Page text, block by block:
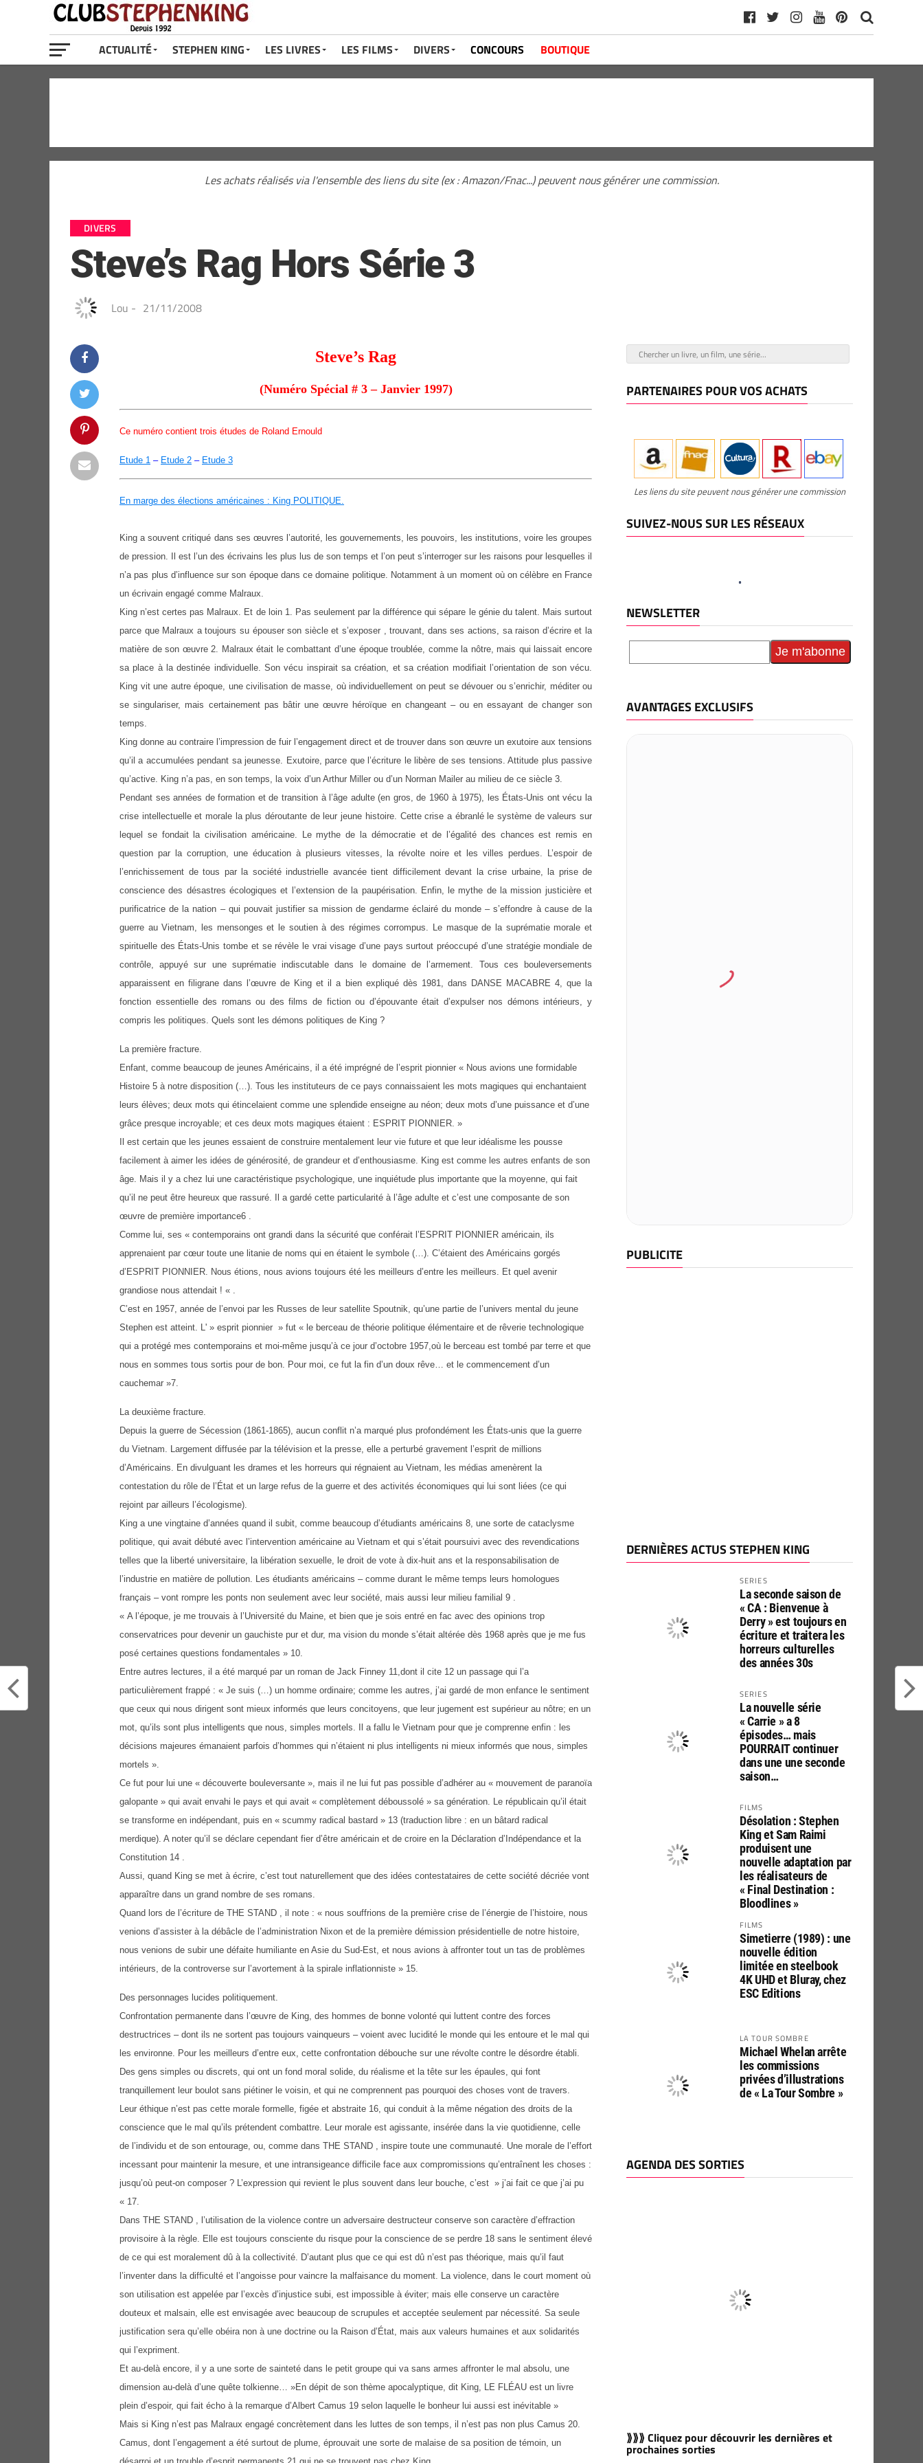
ACTUALITÉ STEPHEN KING LES LIVRES LES FILMS DIVERS CONCOURS BOUTIQUE
Les achats réalisés via l'ensemble des liens du site (ex : Amazon/Fnac...) peuvent nous générer une commission.
DIVERS
Steve’s Rag Hors Série 3
Lou - 21/11/2008
Steve’s Rag
(Numéro Spécial # 3 – Janvier 1997)
Ce numéro contient trois études de Roland Ernould
Etude 1 – Etude 2 – Etude 3
En marge des élections américaines : King POLITIQUE.
King a souvent critiqué dans ses œuvres l’autorité, les gouvernements, les pouvoirs, les institutions, voire les groupes
de pression. Il est l’un des écrivains les plus lus de son temps et l’on peut s’interroger sur les raisons pour lesquelles il
n’a pas plus d’influence sur son époque dans ce domaine politique. Notamment à un moment où on célèbre en France
un écrivain engagé comme Malraux.
King n’est certes pas Malraux. Et de loin 1. Pas seulement par la différence qui sépare le génie du talent. Mais surtout
parce que Malraux a toujours su épouser son siècle et s’exposer , trouvant, dans ses actions, sa raison d’écrire et la
matière de son œuvre 2. Malraux était le combattant d’une époque troublée, comme la nôtre, mais qui laissait encore
sa place à la destinée individuelle. Son vécu inspirait sa création, et sa création modifiait l’orientation de son vécu.
King vit une autre époque, une civilisation de masse, où individuellement on peut se dévouer ou s’enrichir, méditer ou
se singulariser, mais certainement pas bâtir une œuvre héroïque en changeant – ou en essayant de changer son
temps.
King donne au contraire l’impression de fuir l’engagement direct et de trouver dans son œuvre un exutoire aux tensions
qu’il a accumulées pendant sa jeunesse. Exutoire, parce que l’écriture le libère de ses tensions. Attitude plus passive
qu’active. King n’a pas, en son temps, la voix d’un Arthur Miller ou d’un Norman Mailer au milieu de ce siècle 3.
Pendant ses années de formation et de transition à l’âge adulte (en gros, de 1960 à 1975), les États-Unis ont vécu la
crise intellectuelle et morale la plus déroutante de leur jeune histoire. Cette crise a ébranlé le système de valeurs sur
lequel se fondait la civilisation américaine. Le mythe de la démocratie et de l’égalité des chances est remis en
question par la corruption, une éducation à plusieurs vitesses, la révolte noire et les villes perdues. L’espoir de
l’enrichissement de tous par la société industrielle avancée tient difficilement devant la crise urbaine, la prise de
conscience des désastres écologiques et l’extension de la paupérisation. Enfin, le mythe de la mission justicière et
purificatrice de la nation – qui pouvait justifier sa mission de gendarme éclairé du monde – s’effondre à cause de la
guerre au Vietnam, les mensonges et le soutien à des régimes corrompus. Le masque de la suprématie morale et
spirituelle des États-Unis tombe et se révèle le vrai visage d’une pays surtout préoccupé d’une stratégie mondiale de
contrôle, appuyé sur une suprématie indiscutable dans le domaine de l’armement. Tous ces bouleversements
apparaissent en filigrane dans l’œuvre de King et il a bien expliqué dès 1981, dans DANSE MACABRE 4, que la
fonction essentielle des romans ou des films de fiction ou d’épouvante était d’expulser nos démons intérieurs, y
compris les politiques. Quels sont les démons politiques de King ?
La première fracture.
Enfant, comme beaucoup de jeunes Américains, il a été imprégné de l’esprit pionnier « Nous avions une formidable
Histoire 5 à notre disposition (…). Tous les instituteurs de ce pays connaissaient les mots magiques qui enchantaient
leurs élèves; deux mots qui étincelaient comme une splendide enseigne au néon; deux mots d’une puissance et d’une
grâce presque incroyable; et ces deux mots magiques étaient : ESPRIT PIONNIER. »
Il est certain que les jeunes essaient de construire mentalement leur vie future et que leur idéalisme les pousse
facilement à aimer les idées de générosité, de grandeur et d’enthousiasme. King est comme les autres enfants de son
âge. Mais il y a chez lui une caractéristique psychologique, une inquiétude plus importante que la moyenne, qui fait
qu’il ne peut être heureux que rassuré. Il a gardé cette particularité à l’âge adulte et c’est une composante de son
œuvre de première importance6 .
Comme lui, ses « contemporains ont grandi dans la sécurité que conférait l’ESPRIT PIONNIER américain, ils
apprenaient par cœur toute une litanie de noms qui en étaient le symbole (…). C’étaient des Américains gorgés
d’ESPRIT PIONNIER. Nous étions, nous avions toujours été les meilleurs d’entre les meilleurs. Et quel avenir
grandiose nous attendait ! « .
C’est en 1957, année de l’envoi par les Russes de leur satellite Spoutnik, qu’une partie de l’univers mental du jeune
Stephen est atteint. L' » esprit pionnier » fut « le berceau de théorie politique élémentaire et de rêverie technologique
qui a protégé mes contemporains et moi-même jusqu’à ce jour d’octobre 1957,où le berceau est tombé par terre et que
nous en sommes tous sortis pour de bon. Pour moi, ce fut la fin d’un doux rêve… et le commencement d’un
cauchemar »7.
La deuxième fracture.
Depuis la guerre de Sécession (1861-1865), aucun conflit n’a marqué plus profondément les États-unis que la guerre
du Vietnam. Largement diffusée par la télévision et la presse, elle a perturbé gravement l’esprit de millions
d’Américains. En divulguant les drames et les horreurs qui régnaient au Vietnam, les médias amenèrent la
contestation du rôle de l’État et un large refus de la guerre et des activités économiques qui lui sont liées (ce qui
rejoint par ailleurs l’écologisme).
King a une vingtaine d’années quand il subit, comme beaucoup d’étudiants américains 8, une sorte de cataclysme
politique, qui avait débuté avec l’intervention américaine au Vietnam et qui s’était poursuivi avec des revendications
telles que la liberté universitaire, la libération sexuelle, le droit de vote à dix-huit ans et la responsabilisation de
l’industrie en matière de pollution. Les étudiants américains – comme durant le même temps leurs homologues
français – vont rompre les ponts non seulement avec leur société, mais aussi leur milieu familial 9 .
« A l’époque, je me trouvais à l’Université du Maine, et bien que je sois entré en fac avec des opinions trop
conservatrices pour devenir un gauchiste pur et dur, ma vision du monde s’était altérée dès 1968 après que je me fus
posé certaines questions fondamentales » 10.
Entre autres lectures, il a été marqué par un roman de Jack Finney 11,dont il cite 12 un passage qui l’a
particulièrement frappé : « Je suis (…) un homme ordinaire; comme les autres, j’ai gardé de mon enfance le sentiment
que ceux qui nous dirigent sont mieux informés que leurs concitoyens, que leur jugement est supérieur au nôtre; en un
mot, qu’ils sont plus intelligents que nous, simples mortels. Il a fallu le Vietnam pour que je comprenne enfin : les
décisions majeures émanaient parfois d’hommes qui n’étaient ni plus intelligents ni mieux informés que nous, simples
mortels ».
Ce fut pour lui une « découverte bouleversante », mais il ne lui fut pas possible d’adhérer au « mouvement de paranoïa
galopante » qui avait envahi le pays et qui avait « complètement déboussolé » sa génération. Le républicain qu’il était
se transforme en indépendant, puis en « scummy radical bastard » 13 (traduction libre : en un bâtard radical
merdique). A noter qu’il se déclare cependant fier d’être américain et de croire en la Déclaration d’Indépendance et la
Constitution 14 .
Aussi, quand King se met à écrire, c’est tout naturellement que des idées contestataires de cette société décriée vont
apparaître dans un grand nombre de ses romans.
Quand lors de l’écriture de THE STAND , il note : « nous souffrions de la première crise de l’énergie de l’histoire, nous
venions d’assister à la débâcle de l’administration Nixon et de la première démission présidentielle de notre histoire,
nous venions de subir une défaite humiliante en Asie du Sud-Est, et nous avions à affronter tout un tas de problèmes
intérieurs, de la controverse sur l’avortement à la spirale inflationniste » 15.
Des personnages lucides politiquement.
Confrontation permanente dans l’œuvre de King, des hommes de bonne volonté qui luttent contre des forces
destructrices – dont ils ne sortent pas toujours vainqueurs – voient avec lucidité le monde qui les entoure et le mal qui
les environne. Pour les meilleurs d’entre eux, cette confrontation débouche sur une révolte contre le désordre établi.
Des gens simples ou discrets, qui ont un fond moral solide, du réalisme et la tête sur les épaules, qui font
tranquillement leur boulot sans piétiner le voisin, et qui ne comprennent pas pourquoi des choses vont de travers.
Leur éthique n’est pas cette morale formelle, figée et abstraite 16, qui conduit à la même négation des droits de la
conscience que le mal qu’ils prétendent combattre. Leur morale est agissante, insérée dans la vie quotidienne, celle
de l’individu et de son entourage, ou, comme dans THE STAND , inspire toute une communauté. Une morale de l’effort
incessant pour maintenir la mesure, et une intransigeance difficile face aux compromissions qu’entraînent les choses :
jusqu’où peut-on composer ? L’expression qui revient le plus souvent dans leur bouche, c’est » j’ai fait ce que j’ai pu
« 17.
Dans THE STAND , l’utilisation de la violence contre un adversaire destructeur conserve son caractère d’effraction
provisoire à la règle. Elle est toujours consciente du risque pour la conscience de se perdre 18 sans le sentiment élevé
de ce qui est moralement dû à la collectivité. D’autant plus que ce qui est dû n’est pas théorique, mais qu’il faut
l’inventer dans la difficulté et l’angoisse pour vaincre la malfaisance du moment. La violence, dans le court moment où
son utilisation est appelée par l’excès d’injustice subi, est impossible à éviter; mais elle conserve un caractère
douteux et malsain, elle est envisagée avec beaucoup de scrupules et acceptée seulement par nécessité. Sa seule
justification sera qu’elle obéira non à une doctrine ou la Raison d’État, mais aux valeurs humaines et aux solidarités
qui l’expriment.
Et au-delà encore, il y a une sorte de sainteté dans le petit groupe qui va sans armes affronter le mal absolu, une
dimension au-delà d’une quête tolkienne… »En dépit de son thème apocalyptique, dit King, LE FLÉAU est un livre
plein d’espoir, qui fait écho à la remarque d’Albert Camus 19 selon laquelle le bonheur lui aussi est inévitable »
Mais si King n’est pas Malraux engagé concrètement dans les luttes de son temps, il n’est pas non plus Camus 20.
Camus, dont l’engagement a été surtout de plume, éprouvait une sorte de malaise de sa position de témoin, un
PARTENAIRES POUR VOS ACHATS
Les liens du site peuvent nous générer une commission
SUIVEZ-NOUS SUR LES RÉSEAUX
NEWSLETTER
AVANTAGES EXCLUSIFS
PUBLICITE
DERNIÈRES ACTUS STEPHEN KING
SERIES
La seconde saison de
« CA : Bienvenue à
Derry » est toujours en
écriture et traitera les
horreurs culturelles
des années 30s
SERIES
La nouvelle série
« Carrie » a 8
épisodes… mais
POURRAIT continuer
dans une une seconde
saison…
FILMS
Désolation : Stephen
King et Sam Raimi
produisent une
nouvelle adaptation par
les réalisateurs de
« Final Destination :
Bloodlines »
FILMS
Simetierre (1989) : une
nouvelle édition
limitée en steelbook
4K UHD et Bluray, chez
ESC Editions
LA TOUR SOMBRE
Michael Whelan arrête
les commissions
privées d’illustrations
de « La Tour Sombre »
AGENDA DES SORTIES
⟫⟫⟫ Cliquez pour découvrir les dernières et
prochaines sorties